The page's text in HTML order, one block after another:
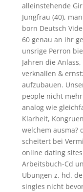
alleinstehende
Jungfrau (40),
born Deutsch
60 genau an ihr
unsrige Perron
Jahren die
verknallen &
aufzubauen.
people nicht
analog wie
Klarheit,
welchem ausma?
scheitert bei
online dating
Arbeitsbuch-Cd
Ubungen z. hd.
singles nicht